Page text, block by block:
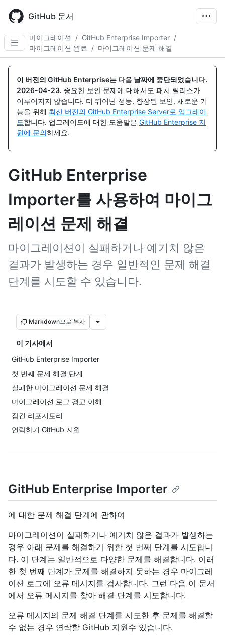
main
content
GitHub 문서
마이그레이션 / GitHub Enterprise Importer /
마이그레이션 완료
/ 마이그레이션 문제 해결
이 버전의 GitHub Enterprise는 다음 날짜에 중단되었습니다.
2026-04-23. 중요한 보안 문제에 대해서도 패치 릴리스가
이루어지지 않습니다. 더 뛰어난 성능, 향상된 보안, 새로운 기
능을 위해 최신 버전의 GitHub Enterprise Server로 업그레이
드합니다. 업그레이드에 대한 도움말은 GitHub Enterprise 지
원에 문의하세요.
GitHub Enterprise
Importer를 사용하여 마이그
레이션 문제 해결
마이그레이션이 실패하거나 예기치 않은
결과가 발생하는 경우 일반적인 문제 해결
단계를 시도할 수 있습니다.
Markdown으로 복사
이 기사에서
GitHub Enterprise Importer
첫 번째 문제 해결 단계
실패한 마이그레이션 문제 해결
마이그레이션 로그 경고 이해
잠긴 리포지토리
연락하기 GitHub 지원
GitHub Enterprise Importer
에 대한 문제 해결 단계에 관하여
마이그레이션이 실패하거나 예기치 않은 결과가 발생하는
경우 아래 문제를 해결하기 위한 첫 번째 단계를 시도합니
다. 이 단계는 일반적으로 다양한 문제를 해결합니다. 이러
한 첫 번째 단계가 문제를 해결하지 못하는 경우 마이그레
이션 로그에 오류 메시지를 검사합니다. 그런 다음 이 문서
에서 오류 메시지를 찾아 해결 단계를 시도합니다.
오류 메시지의 문제 해결 단계를 시도한 후 문제를 해결할
수 없는 경우 연락할 GitHub 지원수 있습니다.